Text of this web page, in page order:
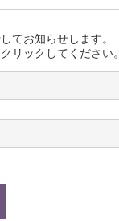
てお知らせします。
リックしてください。